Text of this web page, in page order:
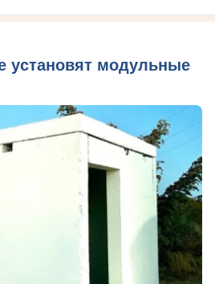
установят модульные